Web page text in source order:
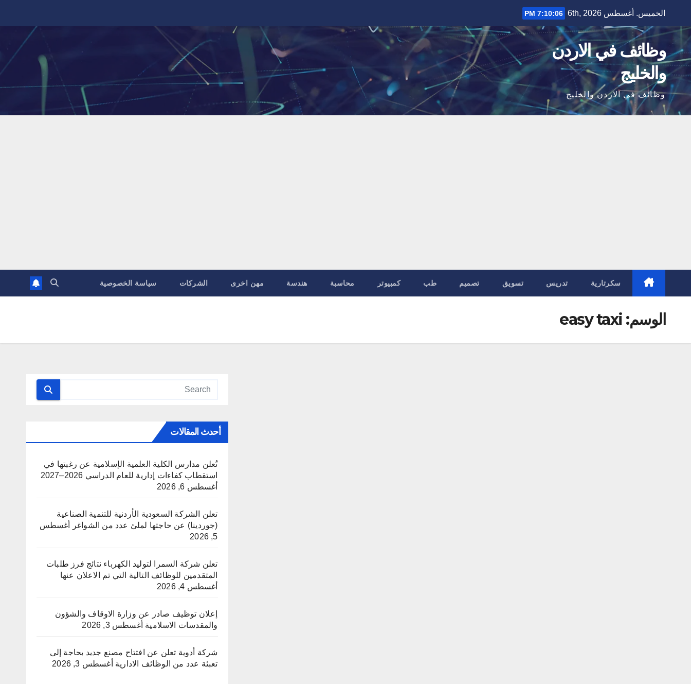
content
الخميس. أغسطس 6th, 2026 7:10:07 PM
وظائف في الاردن
والخليج
وظائف في الاردن والخليج
سكرتارية تدريس تسويق تصميم طب كمبيوتر محاسبة هندسة مهن اخرى الشركات سياسة الخصوصية
الوسم: easy taxi
أحدث المقالات
تُعلن مدارس الكلية العلمية الإسلامية عن رغبتها في
استقطاب كفاءات إدارية للعام الدراسي 2026–2027
أغسطس 6, 2026
تعلن الشركة السعودية الأردنية للتنمية الصناعية
(جوردينا) عن حاجتها لملئ عدد من الشواغر
أغسطس
5, 2026
تعلن شركة السمرا لتوليد الكهرباء نتائج فرز طلبات
المتقدمين للوظائف التالية التي تم الاعلان عنها
أغسطس 4, 2026
إعلان توظيف صادر عن وزارة الاوقاف والشؤون
والمقدسات الاسلامية أغسطس 3, 2026
شركة أدوية تعلن عن افتتاح مصنع جديد بحاجة إلى
تعبئة عدد من الوظائف الادارية أغسطس 3, 2026